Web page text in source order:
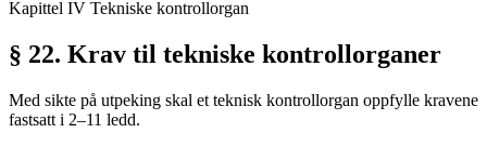
Kapittel IV Tekniske kontrollorgan
§ 22. Krav til tekniske kontrollorganer
Med sikte på utpeking skal et teknisk kontrollorgan oppfylle kravene
fastsatt i 2–11 ledd.